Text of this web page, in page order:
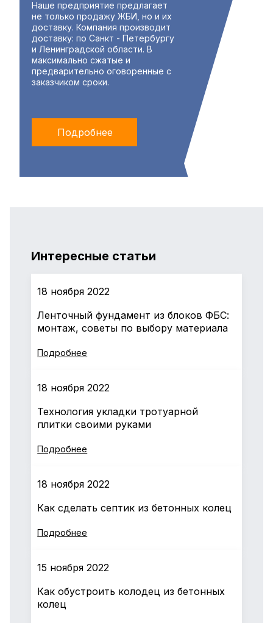
Наше предприятие предлагает
не только продажу ЖБИ, но и их
доставку. Компания производит
доставку: по Санкт - Петербургу
и Ленинградской области. В
максимально сжатые и
предварительно оговоренные с
заказчиком сроки.
Подробнее
Интересные статьи
18 ноября 2022
Ленточный фундамент из блоков ФБС:
монтаж, советы по выбору материала
Подробнее
18 ноября 2022
Технология укладки тротуарной
плитки своими руками
Подробнее
18 ноября 2022
Как сделать септик из бетонных колец
Подробнее
15 ноября 2022
Как обустроить колодец из бетонных
колец